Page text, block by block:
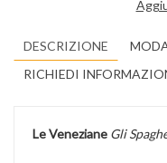
DESCRIZIONE
RICHIEDI
Le Veneziane Gli